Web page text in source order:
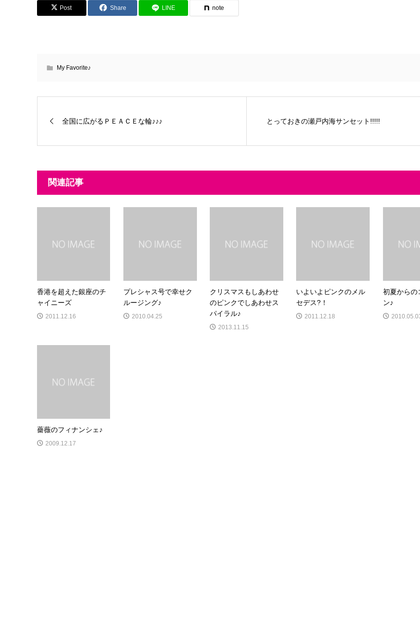
Post Share LINE note
My Favorite♪
全国に広がるＰＥＡＣＥな輪♪♪♪ とっておきの瀬戸内海サンセット!!!!!
関連記事
香港を超えた銀座のチ
ャイニーズ
2011.12.16
プレシャス号で幸せク
ルージング♪
2010.04.25
クリスマスもしあわせ
のピンクでしあわせス
パイラル♪
2013.11.15
いよいよピンクのメル
セデス?！
2011.12.18
初夏からの
ン♪
薔薇のフィナンシェ♪
2009.12.17